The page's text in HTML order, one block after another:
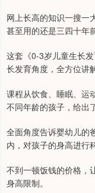
网上长高的知识一搜一
甚至用的还是三四十年
这套《0-3岁儿童生长
长发育角度，全方位讲
课程从饮食、睡眠、运
不同年龄的孩子，给出
全面角度告诉婴幼儿的
内，对孩子的身高进行
不到一顿饭钱的价格，
身高限制。